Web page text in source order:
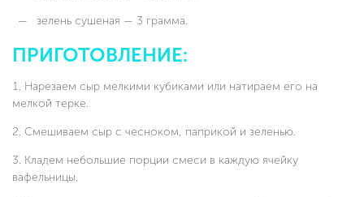
зелень сушеная — 3 грамма.
ПРИГОТОВЛЕНИЕ:
Нарезаем сыр мелкими кубиками или натираем его на
мелкой терке.
Смешиваем сыр с чесноком, паприкой и зеленью.
Кладем небольшие порции смеси в каждую ячейку
вафельницы.